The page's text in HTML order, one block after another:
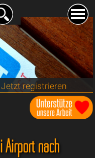
Jetzt registrieren
Airport nach